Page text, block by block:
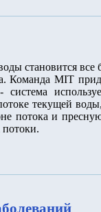
становится все
Команда MIT
система
текущей
потока и
потоки.